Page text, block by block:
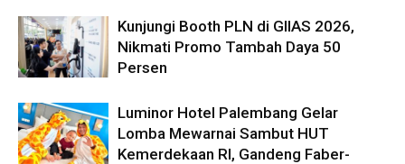
Kunjungi Booth PLN di GIIAS 2026,
Nikmati Promo Tambah Daya 50
Persen
Luminor Hotel Palembang Gelar
Lomba Mewarnai Sambut HUT
Kemerdekaan RI, Gandeng Faber-